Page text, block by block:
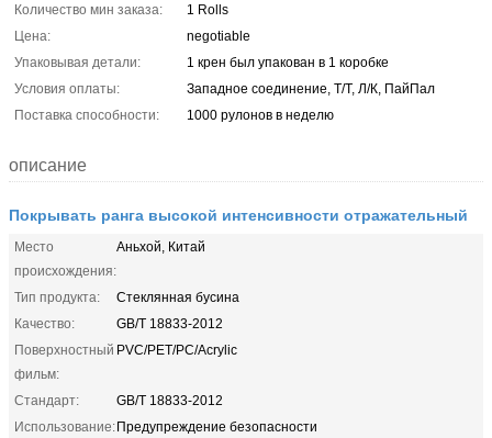
Количество мин заказа:
1 Rolls
Цена:
negotiable
Упаковывая детали:
1 крен был упакован в 1 коробке
Условия оплаты:
Западное соединение, Т/Т, Л/К, ПайПал
Поставка способности:
1000 рулонов в неделю
описание
Покрывать ранга высокой интенсивности отражательный
Место
происхождения:
Аньхой, Китай
Тип продукта:
Стеклянная бусина
Качество:
GB/T 18833-2012
Поверхностный
фильм:
PVC/PET/PC/Acrylic
Стандарт:
GB/T 18833-2012
Использование:Предупреждение безопасности